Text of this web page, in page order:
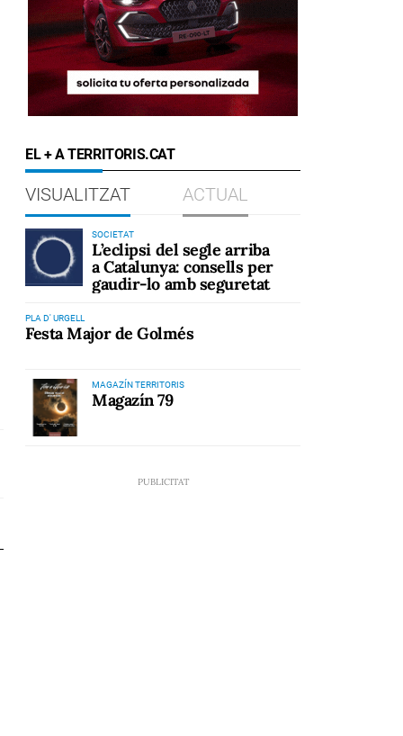
EL + A TERRITORIS.CAT
VISUALITZAT ACTUAL
SOCIETAT
L’eclipsi del segle arriba
a Catalunya: consells per
gaudir-lo amb seguretat
PLA D' URGELL
Festa Major de Golmés
MAGAZÍN TERRITORIS
Magazín 79